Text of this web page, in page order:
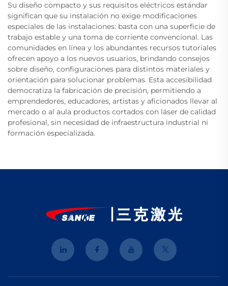
Su diseño compacto y sus requisitos eléctricos estándar
significan que su instalación no exige modificaciones
especiales de las instalaciones: basta con una superficie de
trabajo estable y una toma de corriente convencional. Las
comunidades en línea y los abundantes recursos tutoriales
ofrecen apoyo a los nuevos usuarios, brindando consejos
sobre diseño, configuraciones para distintos materiales y
orientación para solucionar problemas. Esta accesibilidad
democratiza la fabricación de precisión, permitiendo a
emprendedores, educadores, artistas y aficionados llevar al
mercado o al aula productos cortados con láser de calidad
profesional, sin necesidad de infraestructura industrial ni
formación especializada.